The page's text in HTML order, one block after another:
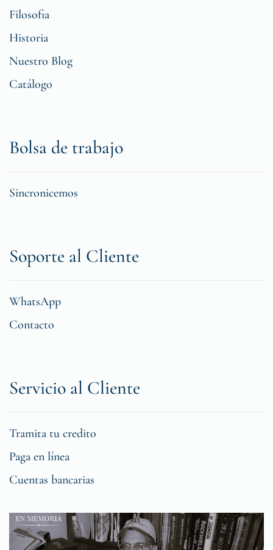
Filosofia
Historia
Nuestro Blog
Catálogo
Bolsa de trabajo
Sincronicemos
Soporte al Cliente
WhatsApp
Contacto
Servicio al Cliente
Tramita tu credito
Paga en línea
Cuentas bancarias